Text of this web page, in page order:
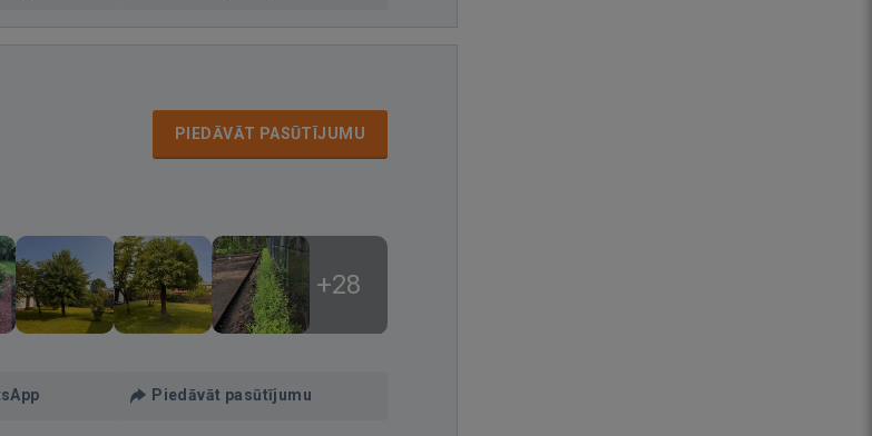
PIEDĀVĀT PASŪTĪJUMU
+28
Piedāvāt pasūtījumu